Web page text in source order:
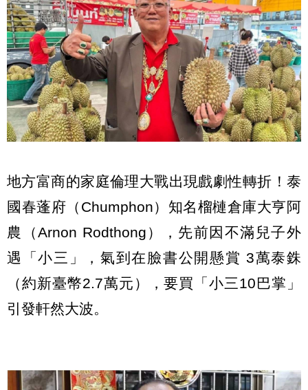
地方富商的家庭倫理大戰出現戲劇性轉折！泰
國春蓬府（Chumphon）知名榴槤倉庫大亨阿
農（Arnon Rodthong），先前因不滿兒子外
遇「小三」，氣到在臉書公開懸賞 3萬泰銖
（約新臺幣2.7萬元），要買「小三10巴掌」
引發軒然大波。